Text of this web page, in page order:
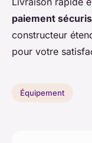
paiement
constructeur
pour votre
Équipement